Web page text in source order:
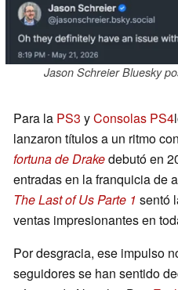
Jason Schreier Bluesky
Para la PS3 yConsolas PS4
lanzaron títulos a un ritmo
fortuna de Drakedebutó en
entradas en la franquicia de
The Last of Us Parte 1 sentó
ventas impresionantes en
Por desgracia, ese impulso
seguidores se han sentido